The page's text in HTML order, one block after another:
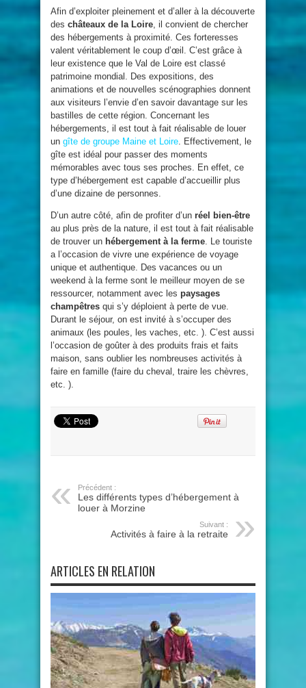
Afin d’exploiter pleinement et d’aller à la découverte
des châteaux de la Loire , il convient de chercher
des hébergements à proximité. Ces forteresses
valent véritablement le coup d’œil. C’est grâce à
leur existence que le Val de Loire est classé
patrimoine mondial. Des expositions, des
animations et de nouvelles scénographies donnent
aux visiteurs l’envie d’en savoir davantage sur les
bastilles de cette région. Concernant les
hébergements, il est tout à fait réalisable de louer
un gîte de groupe Maine et Loire . Effectivement, le
gîte est idéal pour passer des moments
mémorables avec tous ses proches. En effet, ce
type d’hébergement est capable d’accueillir plus
d’une dizaine de personnes.
D’un autre côté, afin de profiter d’un réel bien-être
au plus près de la nature, il est tout à fait réalisable
de trouver un hébergement à la ferme . Le touriste
a l’occasion de vivre une expérience de voyage
unique et authentique. Des vacances ou un
weekend à la ferme sont le meilleur moyen de se
ressourcer, notamment avec les paysages
champêtres qui s’y déploient à perte de vue.
Durant le séjour, on est invité à s’occuper des
animaux (les poules, les vaches, etc. ). C’est aussi
l’occasion de goûter à des produits frais et faits
maison, sans oublier les nombreuses activités à
faire en famille (faire du cheval, traire les chèvres,
etc. ).
Précédent :
Les différents types d’hébergement à
louer à Morzine
Suivant :
Activités à faire à la retraite
ARTICLES EN RELATION